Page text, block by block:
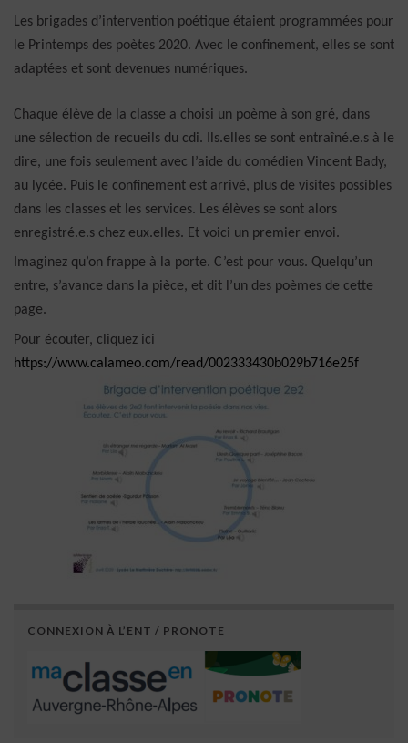
Les brigades d’intervention poétique étaient programmées pour
le Printemps des poètes 2020. Avec le confinement, elles se sont
adaptées et sont devenues numériques.
Chaque élève de la classe a choisi un poème à son gré, dans
une sélection de recueils du cdi. Ils.elles se sont entraîné.e.s à le
dire, une fois seulement avec l’aide du comédien Vincent Bady,
au lycée. Puis le confinement est arrivé, plus de visites possibles
dans les classes et les services. Les élèves se sont alors
enregistré.e.s chez eux.elles. Et voici un premier envoi.
Imaginez qu’on frappe à la porte. C’est pour vous. Quelqu’un
entre, s’avance dans la pièce, et dit l’un des poèmes de cette
page.
Pour écouter, cliquez ici
https://www.calameo.com/read/002333430b029b716e25f
CONNEXION À L’ENT / PRONOTE